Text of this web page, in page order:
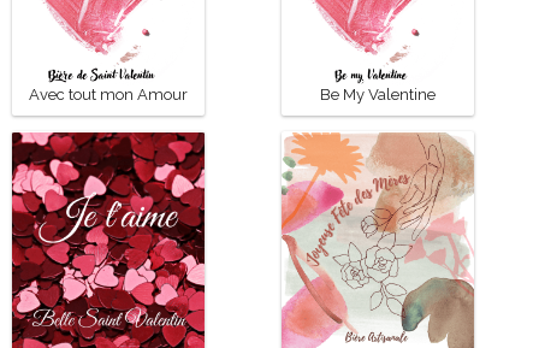
Avec tout mon Amour Be My Valentine